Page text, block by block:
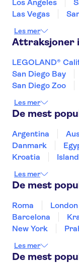
Los Angeles
Las Vegas
Tusayan
Les mer
Attraksjoner
LEGOLAND®
San Diego Bay
San Diego Zoo
Las Vegas Strip
SUMMIT One
9-11 Memorial
French Quarter
Les mer
De mest
Argentina
Danmark
Kroatia
Island
Portugal
Les mer
De mest
Roma London
Barcelona
New York
Gdansk
Les mer
De mest